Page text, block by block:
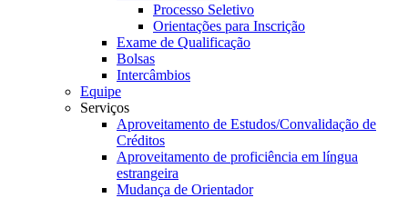
Processo Seletivo
Orientações para Inscrição
Exame de Qualificação
Bolsas
Intercâmbios
Equipe
Serviços
Aproveitamento de Estudos/Convalidação de
Créditos
Aproveitamento de proficiência em língua
estrangeira
Mudança de Orientador